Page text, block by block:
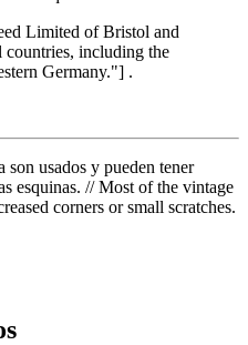
Limited of Bristol and
including the
Germany."] .
son usados y pueden tener
esquinas. // Most of the vintage
corners or small scratches.